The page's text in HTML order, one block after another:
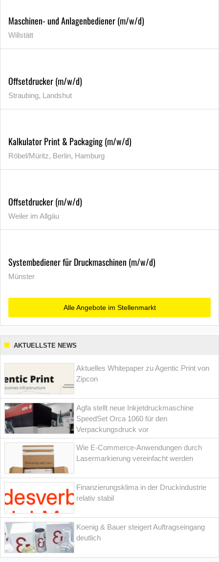
Maschinen- und Anlagenbediener (m/w/d)
Willstätt
Offsetdrucker (m/w/d)
Straubing, Landshut
Kalkulator Print & Packaging (m/w/d)
Röbel/Müritz, Berlin, Hamburg
Offsetdrucker (m/w/d)
Weiler im Allgäu
Systembediener für Druckmaschinen (m/w/d)
Münster
Alle Angebote im Stellenmarkt
AKTUELLSTE NEWS
Aktuelles Whitepaper zu Agentic Print von
Zipcon
Agfa stellt neue Inkjetdruckmaschine
SpeedSet Orca 1060 für den
Verpackungsdruck vor
Wie E-Commerce-Anwendungen durch
Lasermarkierung vereinfacht werden
Finanzierungsklima in der Druckindustrie
relativ stabil
Koenig & Bauer steigert Auftragseingang
deutlich